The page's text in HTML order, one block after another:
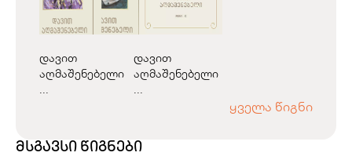
დავით
აღმაშენებელი
...
დავით
აღმაშენებელი
...
ყველა წიგნი
მსგავსი წიგნები